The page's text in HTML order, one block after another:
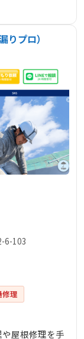
気軽にご相談
す。
りプロ）
6-103
修理
屋根修理を手